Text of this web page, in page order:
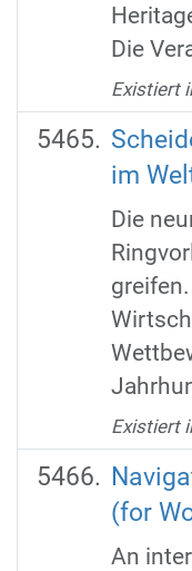
Die
Existiert
im
Die
Existiert
(for
An